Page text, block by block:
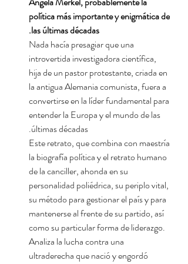
política más importante y enigmática de
las últimas décadas.
Nada hacía presagiar que una
introvertida investigadora científica,
hija de un pastor protestante, criada en
la antigua Alemania comunista, fuera a
convertirse en la líder fundamental para
entender la Europa y el mundo de las
últimas décadas.
Este retrato, que combina con maestría
la biografía política y el retrato humano
de la canciller, ahonda en su
personalidad poliédrica, su periplo vital,
su método para gestionar el país y para
mantenerse al frente de su partido, así
como su particular forma de liderazgo.
Analiza la lucha contra una
ultraderecha que nació y engordó